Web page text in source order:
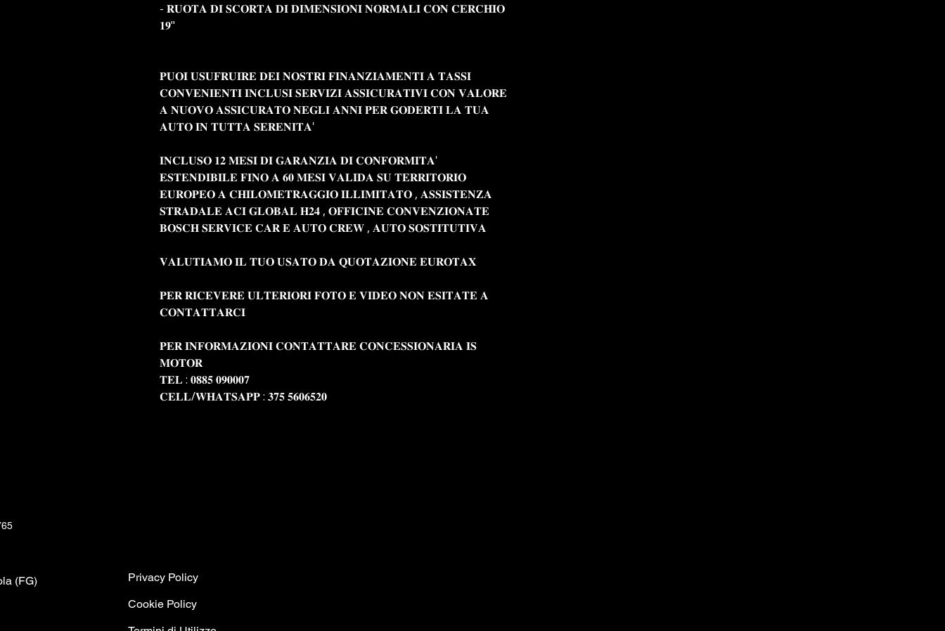
- 𝐑𝐔𝐎𝐓𝐀 𝐃𝐈 𝐒𝐂𝐎𝐑𝐓𝐀 𝐃𝐈 𝐃𝐈𝐌𝐄𝐍𝐒𝐈𝐎𝐍𝐈 𝐍𝐎𝐑𝐌𝐀𝐋𝐈 𝐂𝐎𝐍 𝐂𝐄𝐑𝐂𝐇𝐈𝐎
𝟏𝟗"
𝐏𝐔𝐎𝐈 𝐔𝐒𝐔𝐅𝐑𝐔𝐈𝐑𝐄 𝐃𝐄𝐈 𝐍𝐎𝐒𝐓𝐑𝐈 𝐅𝐈𝐍𝐀𝐍𝐙𝐈𝐀𝐌𝐄𝐍𝐓𝐈 𝐀 𝐓𝐀𝐒𝐒𝐈
𝐂𝐎𝐍𝐕𝐄𝐍𝐈𝐄𝐍𝐓𝐈 𝐈𝐍𝐂𝐋𝐔𝐒𝐈 𝐒𝐄𝐑𝐕𝐈𝐙𝐈 𝐀𝐒𝐒𝐈𝐂𝐔𝐑𝐀𝐓𝐈𝐕𝐈 𝐂𝐎𝐍 𝐕𝐀𝐋𝐎𝐑𝐄
𝐀 𝐍𝐔𝐎𝐕𝐎 𝐀𝐒𝐒𝐈𝐂𝐔𝐑𝐀𝐓𝐎 𝐍𝐄𝐆𝐋𝐈 𝐀𝐍𝐍𝐈 𝐏𝐄𝐑 𝐆𝐎𝐃𝐄𝐑𝐓𝐈 𝐋𝐀 𝐓𝐔𝐀
𝐀𝐔𝐓𝐎 𝐈𝐍 𝐓𝐔𝐓𝐓𝐀 𝐒𝐄𝐑𝐄𝐍𝐈𝐓𝐀'
𝐈𝐍𝐂𝐋𝐔𝐒𝐎 𝟏𝟐 𝐌𝐄𝐒𝐈 𝐃𝐈 𝐆𝐀𝐑𝐀𝐍𝐙𝐈𝐀 𝐃𝐈 𝐂𝐎𝐍𝐅𝐎𝐑𝐌𝐈𝐓𝐀'
𝐄𝐒𝐓𝐄𝐍𝐃𝐈𝐁𝐈𝐋𝐄 𝐅𝐈𝐍𝐎 𝐀 𝟔𝟎 𝐌𝐄𝐒𝐈 𝐕𝐀𝐋𝐈𝐃𝐀 𝐒𝐔 𝐓𝐄𝐑𝐑𝐈𝐓𝐎𝐑𝐈𝐎
𝐄𝐔𝐑𝐎𝐏𝐄𝐎 𝐀 𝐂𝐇𝐈𝐋𝐎𝐌𝐄𝐓𝐑𝐀𝐆𝐆𝐈𝐎 𝐈𝐋𝐋𝐈𝐌𝐈𝐓𝐀𝐓𝐎 , 𝐀𝐒𝐒𝐈𝐒𝐓𝐄𝐍𝐙𝐀
𝐒𝐓𝐑𝐀𝐃𝐀𝐋𝐄 𝐀𝐂𝐈 𝐆𝐋𝐎𝐁𝐀𝐋 𝐇𝟐𝟒 , 𝐎𝐅𝐅𝐈𝐂𝐈𝐍𝐄 𝐂𝐎𝐍𝐕𝐄𝐍𝐙𝐈𝐎𝐍𝐀𝐓𝐄
𝐁𝐎𝐒𝐂𝐇 𝐒𝐄𝐑𝐕𝐈𝐂𝐄 𝐂𝐀𝐑 𝐄 𝐀𝐔𝐓𝐎 𝐂𝐑𝐄𝐖 , 𝐀𝐔𝐓𝐎 𝐒𝐎𝐒𝐓𝐈𝐓𝐔𝐓𝐈𝐕𝐀
𝐕𝐀𝐋𝐔𝐓𝐈𝐀𝐌𝐎 𝐈𝐋 𝐓𝐔𝐎 𝐔𝐒𝐀𝐓𝐎 𝐃𝐀 𝐐𝐔𝐎𝐓𝐀𝐙𝐈𝐎𝐍𝐄 𝐄𝐔𝐑𝐎𝐓𝐀𝐗
𝐏𝐄𝐑 𝐑𝐈𝐂𝐄𝐕𝐄𝐑𝐄 𝐔𝐋𝐓𝐄𝐑𝐈𝐎𝐑𝐈 𝐅𝐎𝐓𝐎 𝐄 𝐕𝐈𝐃𝐄𝐎 𝐍𝐎𝐍 𝐄𝐒𝐈𝐓𝐀𝐓𝐄 𝐀
𝐂𝐎𝐍𝐓𝐀𝐓𝐓𝐀𝐑𝐂𝐈
𝐏𝐄𝐑 𝐈𝐍𝐅𝐎𝐑𝐌𝐀𝐙𝐈𝐎𝐍𝐈 𝐂𝐎𝐍𝐓𝐀𝐓𝐓𝐀𝐑𝐄 𝐂𝐎𝐍𝐂𝐄𝐒𝐒𝐈𝐎𝐍𝐀𝐑𝐈𝐀 𝐈𝐒
𝐌𝐎𝐓𝐎𝐑
𝐓𝐄𝐋 : 𝟎𝟖𝟖𝟓 𝟎𝟗𝟎𝟎𝟎𝟕
𝐂𝐄𝐋𝐋/𝐖𝐇𝐀𝐓𝐒𝐀𝐏𝐏 : 𝟑𝟕𝟓 𝟓𝟔𝟎𝟔𝟓𝟐𝟎
(FG)
Privacy Policy
Cookie Policy